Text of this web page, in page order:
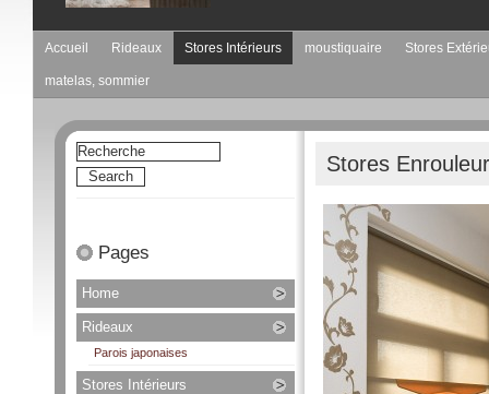
Accueil Rideaux Stores Intérieurs moustiquaire Stores
matelas, sommier
Stores
Pages
Home
Rideaux
Parois japonaises
Stores Intérieurs